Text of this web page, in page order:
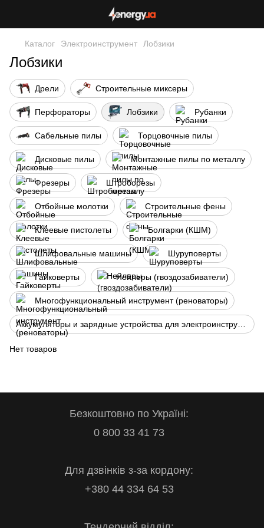
Каталог Электроинструмент Лобзики
Лобзики
Дрели Строительные миксеры
Перфораторы Лобзики Рубанки
Сабельные пилы Торцовочные пилы
Дисковые пилы Монтажные пилы по металлу
Фрезеры Штроборезы
Отбойные молотки Строительные фены
Клеевые пистолеты Болгарки (КШМ)
Шлифовальные машины Шуруповерты
Гайковерты Нейлеры (гвоздозабиватели)
Многофункциональный инструмент (реноваторы)
Нет товаров
Безкоштовно по Україні:
0 800 33 41 73
Для дзвінків з-за кордону:
+380 44 334 64 53